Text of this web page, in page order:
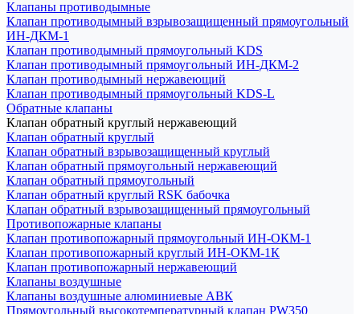
Клапаны противодымные
Клапан противодымный взрывозащищенный прямоугольный
ИН-ДКМ-1
Клапан противодымный прямоугольный KDS
Клапан противодымный прямоугольный ИН-ДКМ-2
Клапан противодымный нержавеющий
Клапан противодымный прямоугольный KDS-L
Обратные клапаны
Клапан обратный круглый нержавеющий
Клапан обратный круглый
Клапан обратный взрывозащищенный круглый
Клапан обратный прямоугольный нержавеющий
Клапан обратный прямоугольный
Клапан обратный круглый RSK бабочка
Клапан обратный взрывозащищенный прямоугольный
Противопожарные клапаны
Клапан противопожарный прямоугольный ИН-ОКМ-1
Клапан противопожарный круглый ИН-ОКМ-1К
Клапан противопожарный нержавеющий
Клапаны воздушные
Клапаны воздушные алюминиевые АВК
Прямоугольный высокотемпературный клапан PW350